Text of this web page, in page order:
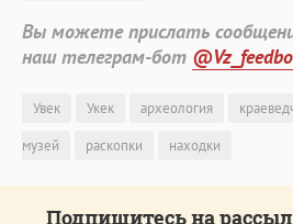
Вы можете прислать
наш телеграм-бот
Увек Укек археология
музей
раскопки находки
Подпишитесь на